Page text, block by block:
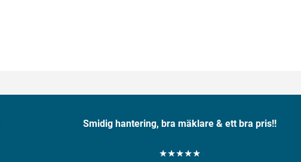
Smidig hantering, bra mäklare & ett bra pris!!
★★★★★